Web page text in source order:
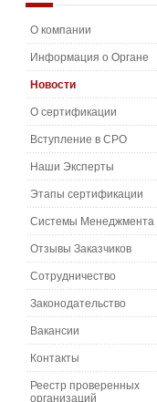
О компании
Информация о Органе
Новости
О сертификации
Вступление в СРО
Наши Эксперты
Этапы сертификации
Системы Менеджмента
Отзывы Заказчиков
Сотрудничество
Законодательство
Вакансии
Контакты
Реестр проверенных
организаций